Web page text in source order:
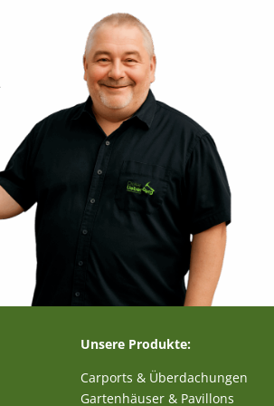
Unsere Produkte:
Carports & Überdachungen
Gartenhäuser & Pavillons